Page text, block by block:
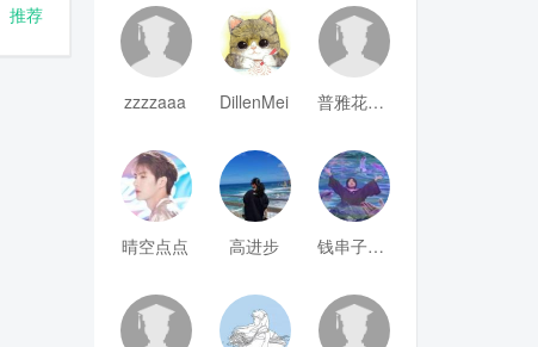
推荐
zzzzaaa DillenMei 普雅花qya
晴空点点 高进步 钱串子123